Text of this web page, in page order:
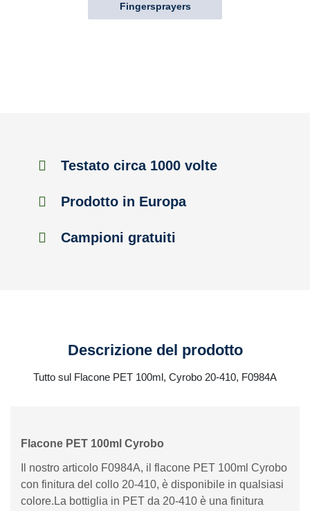
Fingersprayers
Testato circa 1000 volte
Prodotto in Europa
Campioni gratuiti
Descrizione del prodotto
Tutto sul Flacone PET 100ml, Cyrobo 20-410, F0984A
Flacone PET 100ml Cyrobo
Il nostro articolo F0984A, il flacone PET 100ml Cyrobo
con finitura del collo 20-410, è disponibile in qualsiasi
colore.La bottiglia in PET da 20-410 è una finitura